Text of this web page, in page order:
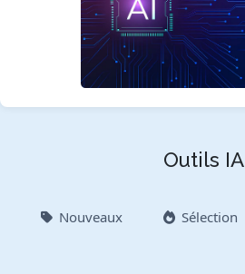
Outils IA
Nouveaux Sélection